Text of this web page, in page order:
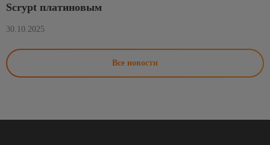
Scrypt платиновым
30.10.2025
Все новости